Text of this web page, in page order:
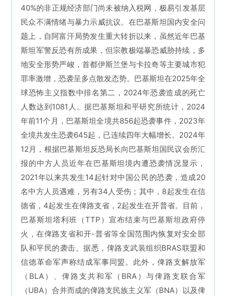
40%的非正规经济部门尚未被纳入税网，极易引发基层
民众不满情绪与暴力示威抗议。在巴基斯坦国内安全问
题上，自阿富汗局势发生重大转折以来，虽然近年巴基
斯坦军警反恐有所成果，但宗教极端暴恐威胁持续，多
地安全形势严峻，首都伊斯兰堡与卡拉奇等主要城市犯
罪率激增，恐袭呈多点散发态势。巴基斯坦在2025年全
球恐怖主义指数中排名第二，2024年恐袭造成的死亡
人数达到1081人。据巴基斯坦和平研究所统计，2024
年前11个月， 巴基斯坦全境共856起恐袭事件，2023年
全境共发生恐袭645起，已连续四年大幅增长。2024年
12月，根据巴基斯坦反恐局长向巴基斯坦国民议会所汇
报的中方人员近年在巴基斯坦境内遭恐袭情况显示，
2021年以来共发生14起针对中国公民的恐袭，造成20
名中方人员遇难，另有34人受伤；其中，8起发生在信
德省，4起发生在俾路支省，2起发生在开普省。目前，
巴基斯坦塔利班（TTP）宣布结束与巴基斯坦政府停
火，在俾路支省和开-普省等全国范围内恢复对安全部
队和平民的袭击。据悉，俾路支武装组织BRAS联盟和
信德革命军声称结成军事同盟。此外，俾路支解放军
（BLA）、俾路支共和军（BRA）与俾路支联合军
（UBA）合并而成的俾路支民族主义军（BNA）以及俾